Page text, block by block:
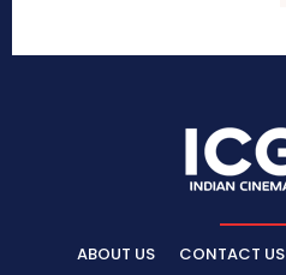
ABOUT US CONTACT US